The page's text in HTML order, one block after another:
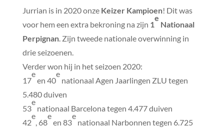
Jurrian is in 2020 onze Keizer Kampioen! Dit was
voor hem een extra bekroning na zijn 1
e
Nationaal
Perpignan. Zijn tweede nationale overwinning in
drie seizoenen.
Verder won hij in het seizoen 2020:
17
e
en 40
e
nationaal Agen Jaarlingen ZLU tegen
5.480 duiven
53
e
nationaal Barcelona tegen 4.477 duiven
42
e
, 68
e
en 83
e
nationaal Narbonnen tegen 6.725